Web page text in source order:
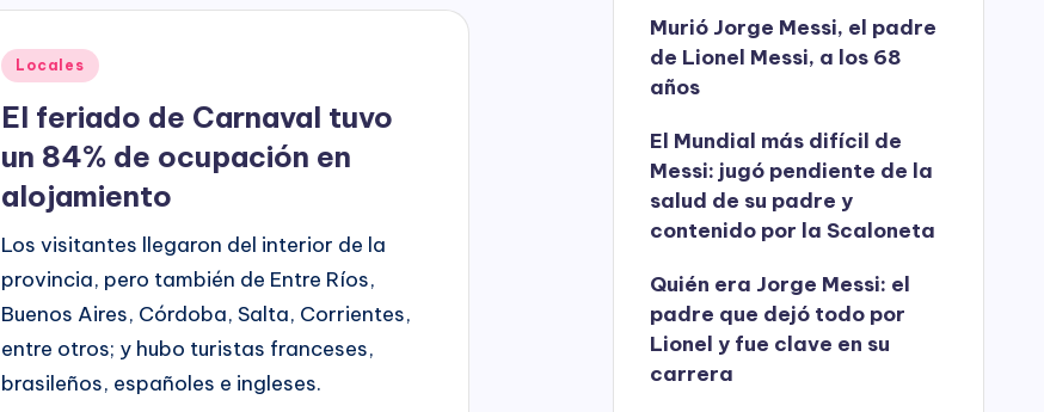
o
P
l
a
y
Posted
Locales
El feriado de Carnaval tuvo
un 84% de ocupación en
alojamiento
Los visitantes llegaron del interior de la
provincia, pero también de Entre Ríos,
Buenos Aires, Córdoba, Salta, Corrientes,
entre otros; y hubo turistas franceses,
brasileños, españoles e ingleses.
Murió Jorge Messi, el padre
de Lionel Messi, a los 68
años
El Mundial más difícil de
Messi: jugó pendiente de la
salud de su padre y
contenido por la Scaloneta
Quién era Jorge Messi: el
padre que dejó todo por
Lionel y fue clave en su
carrera